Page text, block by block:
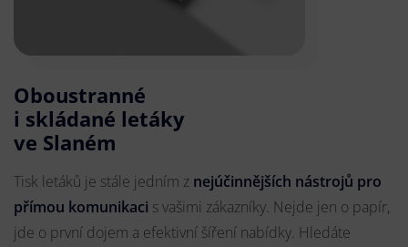
Oboustranné
i skládané letáky
ve Slaném
Tisk letáků je stále jedním z nejúčinnějších nástrojů pro
přímou komunikaci s vašimi zákazníky. Nejde jen o papír,
jde o první dojem a efektivní šíření nabídky. Hledáte